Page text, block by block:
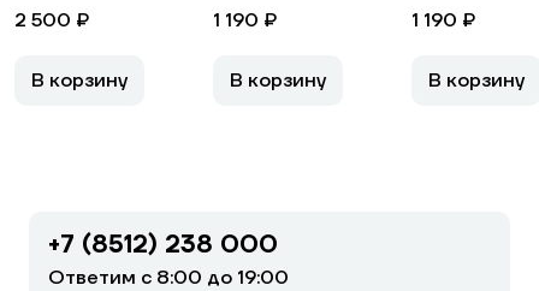
2 500 ₽
В корзину
1 190 ₽
В корзину
1 190 ₽
В корзину
+7 (8512) 238 000
Ответим с 8:00 до 19:00